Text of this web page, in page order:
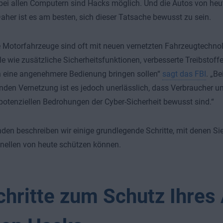
allen Computern sind Hacks möglich. Und die Autos von
ist es am besten, sich dieser Tatsache bewusst zu sein.
Motorfahrzeuge sind oft mit neuen vernetzten
wie zusätzliche Sicherheitsfunktionen, verbesserte
angenehmere Bedienung bringen sollen“ sagt das FBI .
Vernetzung ist es jedoch unerlässlich, dass Verbraucher
Bedrohungen der Cyber-Sicherheit bewusst sind.“
beschreiben wir einige grundlegende Schritte, mit denen
von heute schützen können.
zum Schutz Ihres